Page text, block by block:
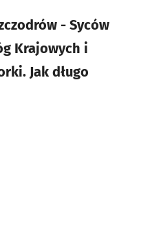
- Syców
Krajowych i
Jak długo